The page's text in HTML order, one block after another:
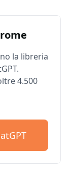
la libreria
4.500